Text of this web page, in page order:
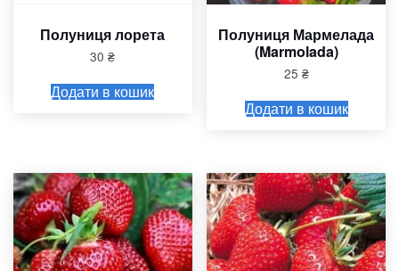
Полуниця лорета
30₴
Додати в кошик
Полуниця Мармелада
(Marmolada)
25 ₴
Додати в кошик